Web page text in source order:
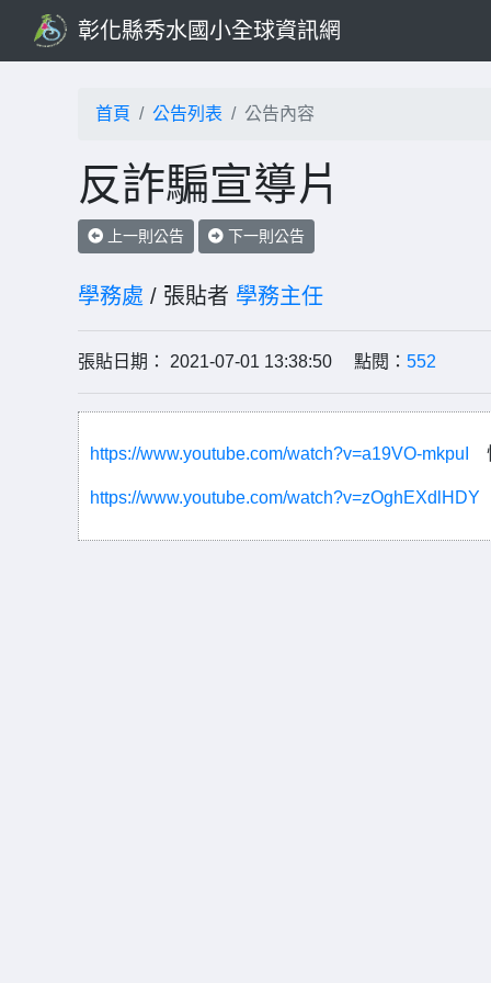
彰化縣秀水國小全球資訊網
首頁 公告列表 公告內容
反詐騙宣導片
上一則公告 下一則公告
學務處 / 張貼者 學務主任
張貼日期： 2021-07-01 13:38:50 點閱： 552
https://www.youtube.com/watch?v=a19VO-mkpuI
https://www.youtube.com/watch?v=zOghEXdlHDY